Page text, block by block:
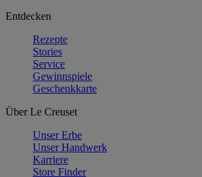
Entdecken
Rezepte
Stories
Service
Gewinnspiele
Geschenkkarte
Über Le Creuset
Unser Erbe
Unser Handwerk
Karriere
Store Finder